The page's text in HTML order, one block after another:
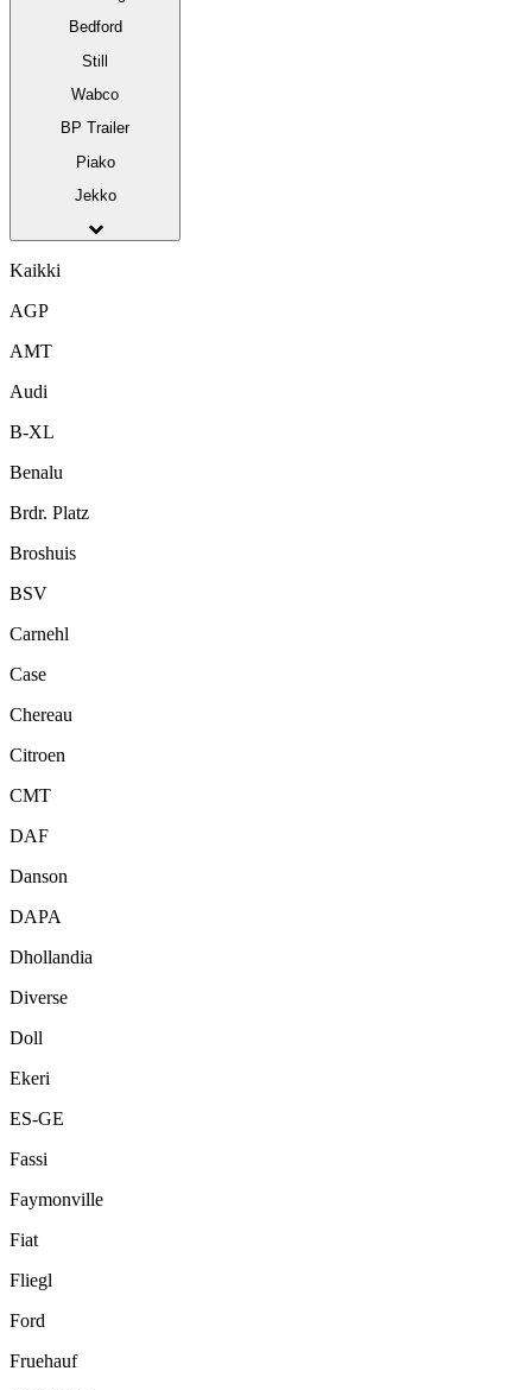
Bedford
Still
Wabco
BP Trailer
Piako
Jekko
Kaikki
AGP
AMT
Audi
B-XL
Benalu
Brdr. Platz
Broshuis
BSV
Carnehl
Case
Chereau
Citroen
CMT
DAF
Danson
DAPA
Dhollandia
Diverse
Doll
Ekeri
ES-GE
Fassi
Faymonville
Fiat
Fliegl
Ford
Fruehauf